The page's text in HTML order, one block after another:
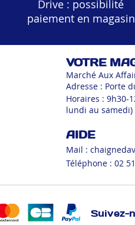
Drive : possibilité
paiement en magasin
VOTRE
Marché Aux
Adresse : Porte
Horaires : 9h30-
lundi au samedi)
AIDE
Mail :
Téléphone : 02
Suivez-